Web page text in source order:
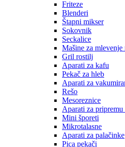
Friteze
Blenderi
Štapni mikser
Sokovnik
Seckalice
Mašine za mlevenje
Gril rostilj
Aparati za kafu
Pekač za hleb
Aparati za
Rešo
Mesoreznice
Aparati za pripremu
Mini šporeti
Mikrotalasne
Aparati za palačinke
Pica pekači